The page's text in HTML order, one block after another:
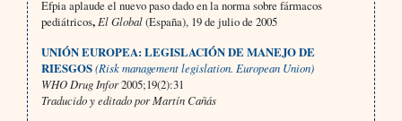
Efpia aplaude el nuevo paso dado en la norma sobre fármacos
pediátri­cos, El Global(España), 19 de julio de 2005
UNIÓN EUROPEA: LEGISLACIÓN DE MANEJO DE
RIESGOS(Risk management legislation. European Union)
WHO Drug Infor2005;19(2):31
Traducido y editado por Martín Cañás